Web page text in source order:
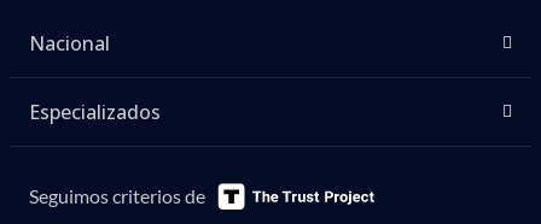
Nacional
Especializados
Seguimos criterios de